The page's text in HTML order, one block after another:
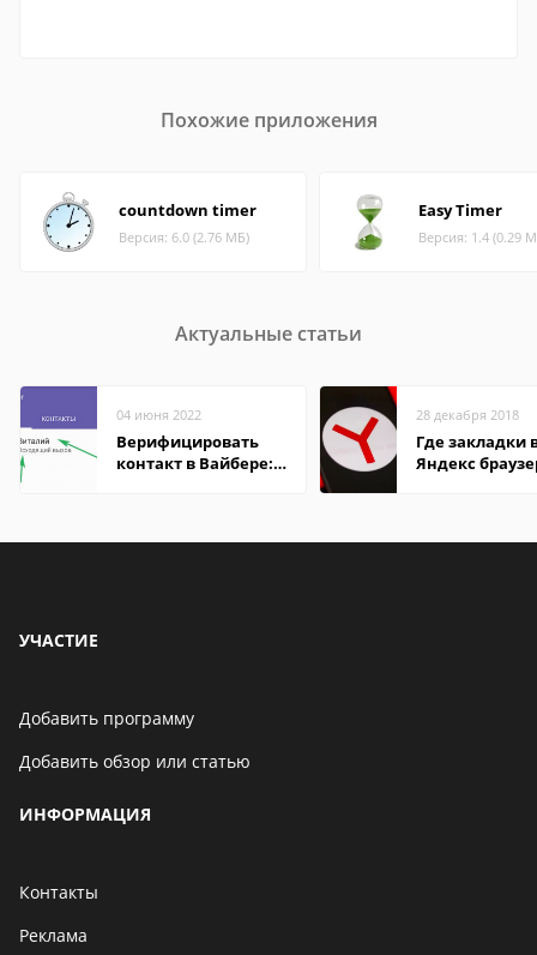
Похожие приложения
countdown timer
Версия: 6.0 (2.76 МБ)
Easy Timer
Версия: 1.4 (0.29
Актуальные статьи
04 июня 2022
Верифицировать
контакт в Вайбере:
28 декабря 2018
Где закладки
Яндекс
УЧАСТИЕ
Добавить программу
Добавить обзор или статью
ИНФОРМАЦИЯ
Контакты
Реклама